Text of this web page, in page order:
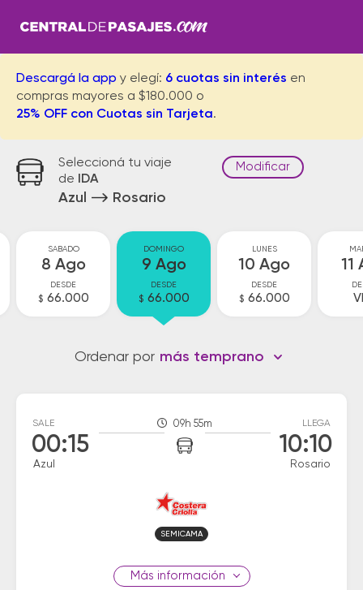
Descargá la app y elegí: 6 cuotas sin interés en
compras mayores a $180.000 o
25% OFF con Cuotas sin Tarjeta.
Seleccioná tu viaje
de
IDA
Azul Rosario
Modificar
SABADO
8 Ago
DESDE
$ 66.000
DOMINGO
9 Ago
DESDE
$ 66.000
LUNES
10 Ago
DESDE
$ 66.000
11
Ordenar por más temprano
SALE
00:15
Azul
09h 55m LLEGA
10:10
Rosario
SEMICAMA
información